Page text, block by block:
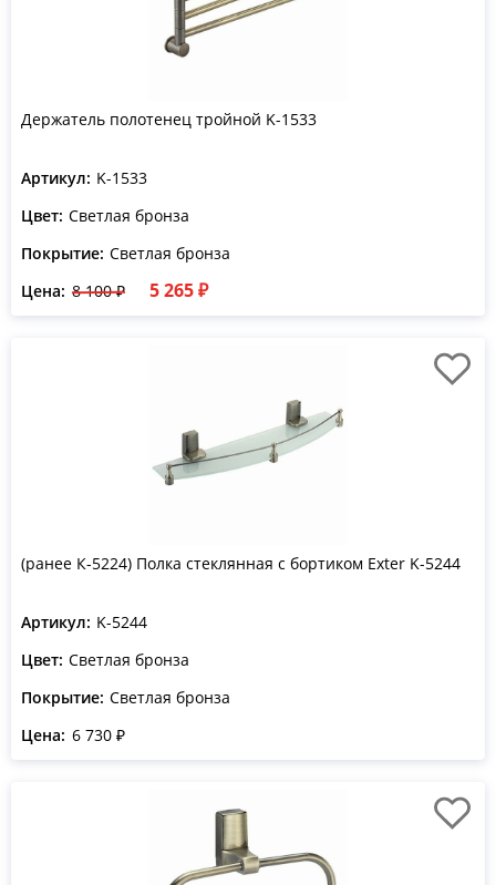
Держатель полотенец тройной K-1533
Артикул: K-1533
Цвет: Светлая бронза
Покрытие: Светлая бронза
Цена: 8 100 ₽ 5 265 ₽
(ранее К-5224) Полка стеклянная с бортиком Exter K-5244
Артикул: K-5244
Цвет: Светлая бронза
Покрытие: Светлая бронза
Цена: 6 730 ₽